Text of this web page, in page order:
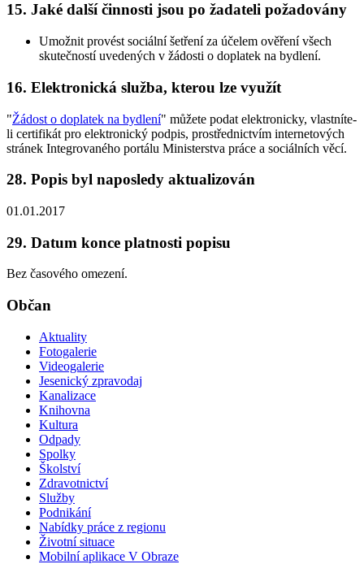
15. Jaké další činnosti jsou po žadateli požadovány
Umožnit provést sociální šetření za účelem ověření všech
skutečností uvedených v žádosti o doplatek na bydlení.
16. Elektronická služba, kterou lze využít
"Žádost o doplatek na bydlení" můžete podat elektronicky, vlastníte-
li certifikát pro elektronický podpis, prostřednictvím internetových
stránek Integrovaného portálu Ministerstva práce a sociálních věcí.
28. Popis byl naposledy aktualizován
01.01.2017
29. Datum konce platnosti popisu
Bez časového omezení.
Občan
Aktuality
Fotogalerie
Videogalerie
Jesenický zpravodaj
Kanalizace
Knihovna
Kultura
Odpady
Spolky
Školství
Zdravotnictví
Služby
Podnikání
Nabídky práce z regionu
Životní situace
Mobilní aplikace V Obraze